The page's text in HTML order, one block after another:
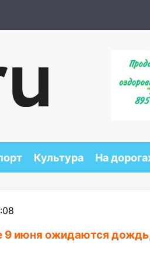
Культура На
9 июня ожидаются